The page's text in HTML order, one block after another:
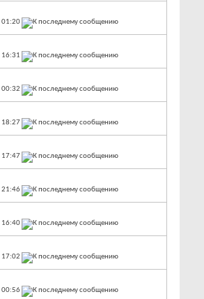
01:20
16:31
00:32
18:27
17:47
21:46
16:40
17:02
00:56